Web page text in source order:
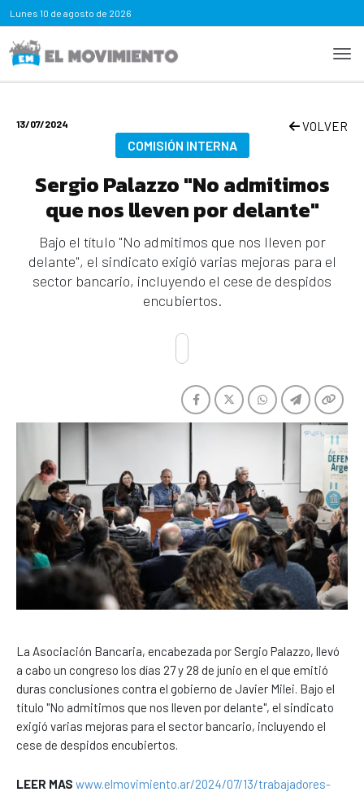
Lunes 10 de agosto de 2026
13/07/2024 VOLVER
COMISIÓN INTERNA
Sergio Palazzo "No admitimos
que nos lleven por delante"
Bajo el título "No admitimos que nos lleven por
delante", el sindicato exigió varias mejoras para el
sector bancario, incluyendo el cese de despidos
encubiertos.
La Asociación Bancaria, encabezada por Sergio Palazzo, llevó
a cabo un congreso los días 27 y 28 de junio en el que emitió
duras conclusiones contra el gobierno de Javier Milei. Bajo el
título "No admitimos que nos lleven por delante", el sindicato
exigió varias mejoras para el sector bancario, incluyendo el
cese de despidos encubiertos.
LEER MAS www.elmovimiento.ar/2024/07/13/trabajadores-